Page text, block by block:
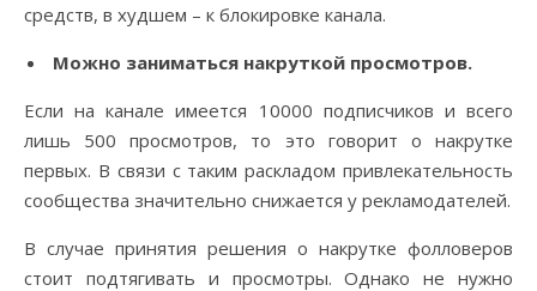
средств, в худшем – к блокировке канала.
Можно заниматься накруткой просмотров.
Если на канале имеется 10000 подписчиков и всего
лишь 500 просмотров, то это говорит о накрутке
первых. В связи с таким раскладом привлекательность
сообщества значительно снижается у рекламодателей.
В случае принятия решения о накрутке фолловеров
стоит подтягивать и просмотры. Однако не нужно